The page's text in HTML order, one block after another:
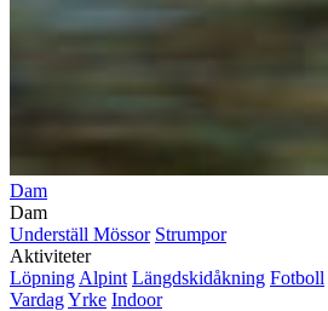
Dam
Dam
Underställ Mössor Strumpor
Aktiviteter
Löpning Alpint Längdskidåkning Fotboll
VardagYrke Indoor